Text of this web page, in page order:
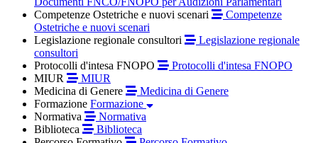
Competenze Ostetriche e nuovi scenari
Competenze
Ostetriche e nuovi scenari
Legislazione regionale consultori
Legislazione regionale
consultori
Protocolli d'intesa FNOPO
Protocolli d'intesa FNOPO
MIUR
MIUR
Medicina di Genere
Medicina di Genere
Formazione Formazione
Normativa
Normativa
Biblioteca
Biblioteca